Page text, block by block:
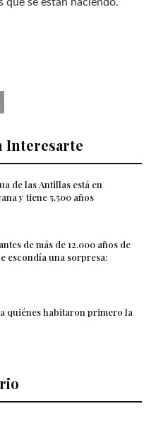
Interesarte
de las Antillas está en
y tiene 5.500 años
de más de 12.000 años de
escondía una sorpresa:
quiénes habitaron primero la